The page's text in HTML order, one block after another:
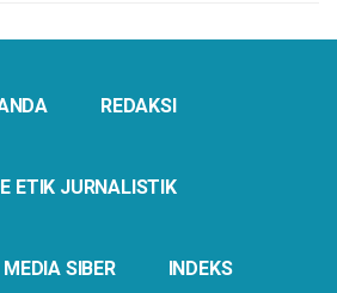
REDAKSI
ETIK JURNALISTIK
SIBER INDEKS